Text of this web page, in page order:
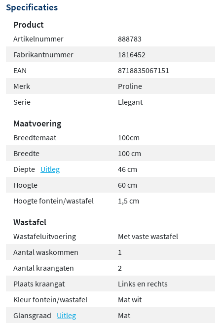
Specificaties
Product
Artikelnummer
888783
Fabrikantnummer
1816452
EAN
8718835067151
Merk
Proline
Serie
Elegant
Maatvoering
Breedtemaat
100cm
Breedte
100 cm
Diepte Uitleg
46 cm
Hoogte
60 cm
Hoogte fontein/wastafel
1,5 cm
Wastafel
Wastafeluitvoering
Met vaste wastafel
Aantal waskommen
1
Aantal kraangaten
2
Plaats kraangat
Links en rechts
Kleur fontein/wastafel
Mat wit
Glansgraad
Uitleg
Mat